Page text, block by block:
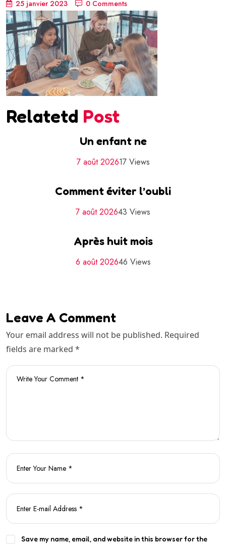
25 janvier 2023 0 Comments
Relatetd Post
Un enfant ne
7 août 202617 Views
Comment éviter l’oubli
7 août 202643 Views
Après huit mois
6 août 202646 Views
Leave A Comment
Your email address will not be published. Required
fields are marked *
Save my name, email, and website in this browser for the